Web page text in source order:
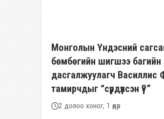
Монголын Үндэсний
бөмбөгийн шигшээ багийн
дасгалжуулагч Василлис
тамирчдыг “сүрдүүлсэн үү?”
2 долоо хоног, 1 өдөр